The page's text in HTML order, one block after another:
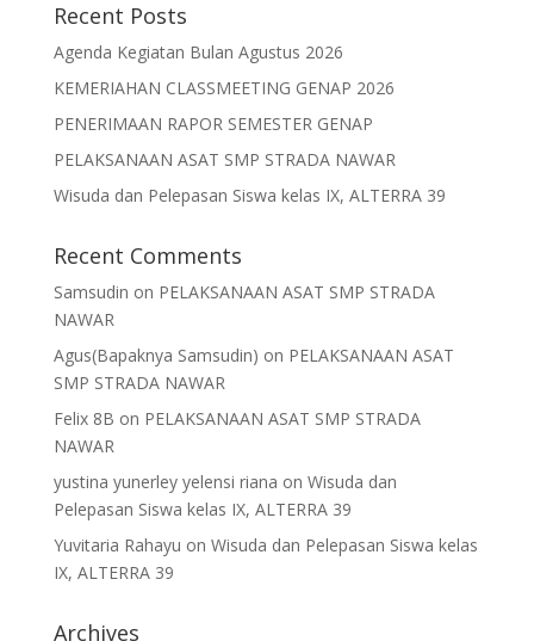
Recent Posts
Agenda Kegiatan Bulan Agustus 2026
KEMERIAHAN CLASSMEETING GENAP 2026
PENERIMAAN RAPOR SEMESTER GENAP
PELAKSANAAN ASAT SMP STRADA NAWAR
Wisuda dan Pelepasan Siswa kelas IX, ALTERRA 39
Recent Comments
Samsudin on PELAKSANAAN ASAT SMP STRADA
NAWAR
Agus(Bapaknya Samsudin) on PELAKSANAAN ASAT
SMP STRADA NAWAR
Felix 8B on PELAKSANAAN ASAT SMP STRADA
NAWAR
yustina yunerley yelensi riana on Wisuda dan
Pelepasan Siswa kelas IX, ALTERRA 39
Yuvitaria Rahayu on Wisuda dan Pelepasan Siswa kelas
IX, ALTERRA 39
Archives